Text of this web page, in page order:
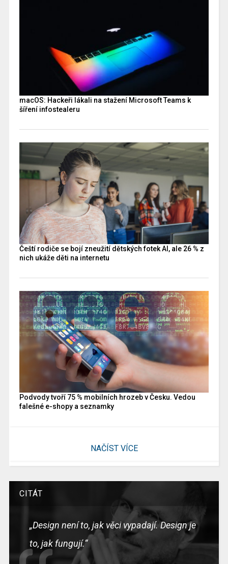
macOS: Hackeři lákali na stažení Microsoft Teams k
šíření infostealeru
Čeští rodiče se bojí zneužití dětských fotek AI, ale 26 % z
nich ukáže děti na internetu
Podvody tvoří 75 % mobilních hrozeb v Česku. Vedou
falešné e-shopy a seznamky
NAČÍST VÍCE
CITÁT
„Design není to, jak věci vypadají. Design je
to, jak fungují.“